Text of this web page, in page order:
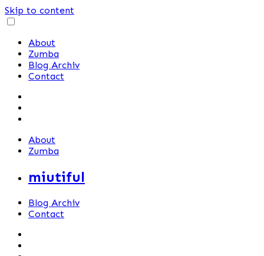
Skip to content
About
Zumba
Blog Archiv
Contact
About
Zumba
miutiful
Blog Archiv
Contact